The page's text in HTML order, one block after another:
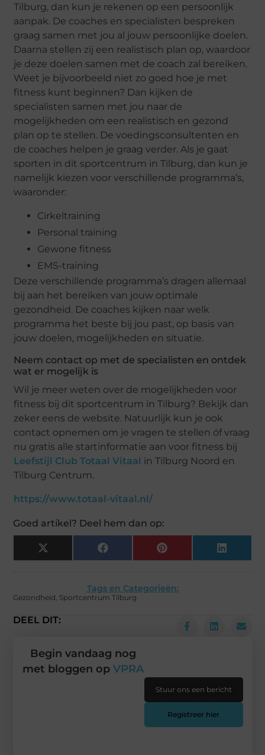
Tilburg, dan kun je rekenen op een persoonlijk
aanpak. De coaches en specialisten bespreken
graag samen met jou al jouw persoonlijke doelen.
Daarna stellen zij een realistisch plan op, waardoor
je deze doelen samen met de coach zal bereiken.
Weet je bijvoorbeeld niet zo goed hoe je met
fitness kunt beginnen? Dan kijken de
specialisten samen met jou naar de
mogelijkheden om een realistisch en gezond
plan op te stellen. De voedingsconsultenten en
de coaches helpen je graag verder. Als je gaat
sporten in dit sportcentrum in Tilburg, dan kun je
namelijk kiezen voor verschillende programma’s,
waaronder:
Cirkeltraining
Personal training
Gewone fitness
EMS-training
Deze verschillende programma’s dragen allemaal
bij aan het bereiken van jouw optimale
gezondheid. De coaches kijken naar welk
programma het beste bij jou past, op basis van
jouw doelen, mogelijkheden en situatie.
Neem contact op met de specialisten en ontdek
wat er mogelijk is
Wil je meer weten over de mogelijkheden voor
fitness bij dit sportcentrum in Tilburg? Bekijk dan
zeker eens de website. Natuurlijk kun je ook
contact opnemen om je vragen te stellen óf vraag
nu gratis alle startinformatie aan voor fitness bij
Leefstijl Club Totaal Vitaal
in Tilburg Noord en
Tilburg Centrum.
https://www.totaal-vitaal.nl/
Goed artikel? Deel hem dan op:
X
(Twitter)
Facebook Pinterest LinkedIn
Tags en Categorieën:
Gezondheid, Sportcentrum Tilburg
DEEL DIT:
Begin vandaag nog
met bloggen opVPRA
Stuur ons een bericht
Registreer hier